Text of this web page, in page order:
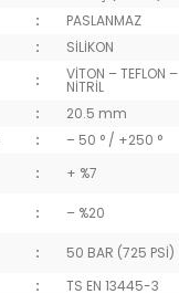
:
PASLANMAZ
:
SİLİKON
: VİTON – TEFLON –
NİTRİL
:
20.5 mm
:
– 50 ° / +250 °
:
+ %7
:
– %20
:
50 BAR (725 PSİ)
:
TS EN 13445-3